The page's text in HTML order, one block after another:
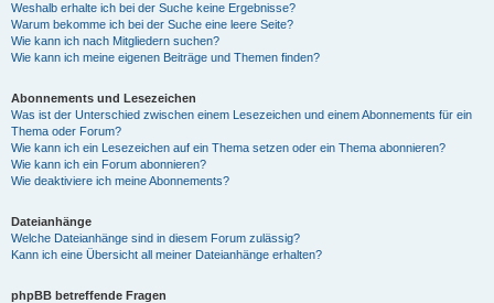
Weshalb erhalte ich bei der Suche keine Ergebnisse?
Warum bekomme ich bei der Suche eine leere Seite?
Wie kann ich nach Mitgliedern suchen?
Wie kann ich meine eigenen Beiträge und Themen finden?
Abonnements und Lesezeichen
Was ist der Unterschied zwischen einem Lesezeichen und einem Abonnements für ein
Thema oder Forum?
Wie kann ich ein Lesezeichen auf ein Thema setzen oder ein Thema abonnieren?
Wie kann ich ein Forum abonnieren?
Wie deaktiviere ich meine Abonnements?
Dateianhänge
Welche Dateianhänge sind in diesem Forum zulässig?
Kann ich eine Übersicht all meiner Dateianhänge erhalten?
phpBB betreffende Fragen